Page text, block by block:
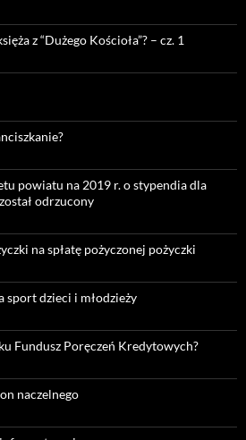
z “Dużego Kościoła”? – cz. 1
powiatu na 2019 r. o stypendia dla
odrzucony
na spłatę pożyczonej pożyczki
sport dzieci i młodzieży
Fundusz Poręczeń Kredytowych?
naczelnego